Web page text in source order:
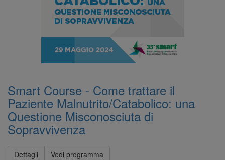
Smart Course - Come trattare il
Paziente Malnutrito/Catabolico: una
Questione Misconosciuta di
Sopravvivenza
Dettagli Vedi programma